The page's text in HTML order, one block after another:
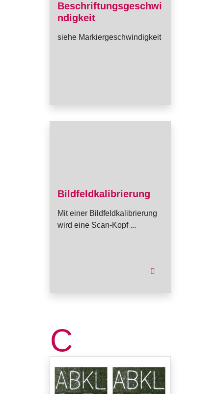
Beschriftungsgeschwi
ndigkeit
siehe Markiergeschwindigkeit
Bildfeldkalibrierung
Mit einer Bildfeldkalibrierung
wird eine Scan-Kopf ...
C